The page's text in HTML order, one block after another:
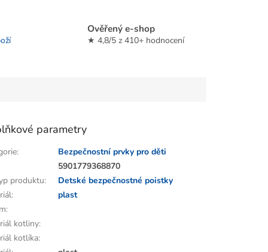
Ověřený e-shop
★ 4,8/5 z 410+ hodnocení
parametry
:
Bezpečnostní prvky pro děti
5901779368870
produktu:
Detské bezpečnostné poistky
:
plast
:
kotliny:
kotlíka: